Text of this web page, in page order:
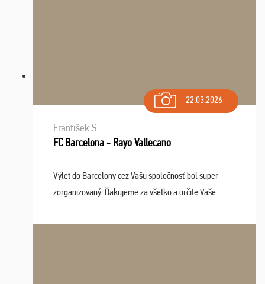
22.03.2026
František S.
FC Barcelona - Rayo Vallecano
Výlet do Barcelony cez Vašu spoločnosť bol super
zorganizovaný. Ďakujeme za všetko a určite Vaše